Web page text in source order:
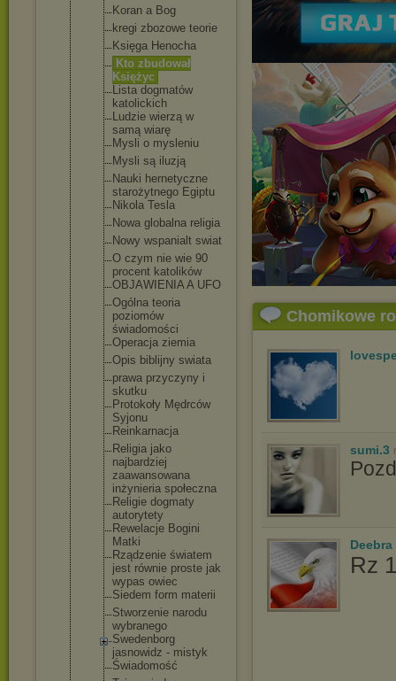
Koran a Bog
kregi zbozowe teorie
Księga Henocha
Kto zbudował
Księżyc
Lista dogmatów
katolickich
Ludzie wierzą w
samą wiarę
Mysli o mysleniu
Mysli są iluzją
Nauki hernetyczne
starożytnego Egiptu
Nikola Tesla
Nowa globalna religia
Nowy wspanialt swiat
O czym nie wie 90
procent katolików
OBJAWIENIA A UFO
Ogólna teoria
poziomów
świadomości
Operacja ziemia
Opis biblijny swiata
prawa przyczyny i
skutku
Protokoły Mędrców
Syjonu
Reinkarnacja
Religia jako
najbardziej
zaawansowana
inżynieria społeczna
Religie dogmaty
autorytety
Rewelacje Bogini
Matki
Rządzenie światem
jest równie proste jak
wypas owiec
Siedem form materii
Stworzenie narodu
wybranego
Swedenborg
jasnowidz - mistyk
Świadomość
Chomikowe
sumi.3
Deebra
Rz